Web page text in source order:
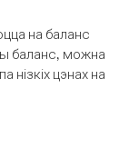
на баланс
баланс, можна
нізкіх цэнах на